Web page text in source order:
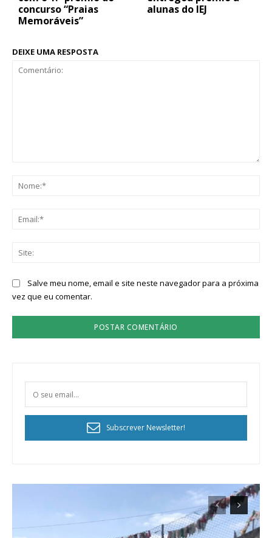
concurso “Praias
Memoráveis”
alunas do IEJ
DEIXE UMA RESPOSTA
Salve meu nome, email e site neste navegador para a próxima
vez que eu comentar.
Subscrever Newsletter!